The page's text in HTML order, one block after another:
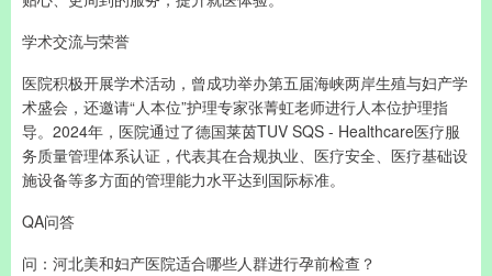
学术交流与荣誉
医院积极开展学术活动，曾成功举办第五届海峡两岸生殖与妇产学
术盛会，还邀请“人本位”护理专家张菁虹老师进行人本位护理指
导。2024年，医院通过了德国莱茵TUV SQS - Healthcare医疗服
务质量管理体系认证，代表其在合规执业、医疗安全、医疗基础设
施设备等多方面的管理能力水平达到国际标准。
QA问答
问：河北美和妇产医院适合哪些人群进行孕前检查？